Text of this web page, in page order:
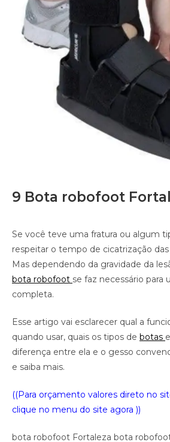
9 Bota robofoot
Se você teve uma fratura ou algum
respeitar o tempo de cicatrização das
Mas dependendo da gravidade da
bota robofoot se faz necessário para
completa.
Esse artigo vai esclarecer qual a
quando usar, quais os tipos de botas
diferença entre ela e o gesso
e saiba mais.
((Para orçamento valores direto no
clique no menu do site agora ))
bota robofoot Fortaleza bota